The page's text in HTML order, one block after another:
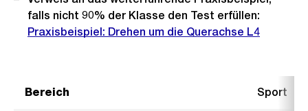
falls nicht 90% der Klasse den Test erfüllen:
Praxisbeispiel: Drehen um die Querachse L4
Bereich Sport